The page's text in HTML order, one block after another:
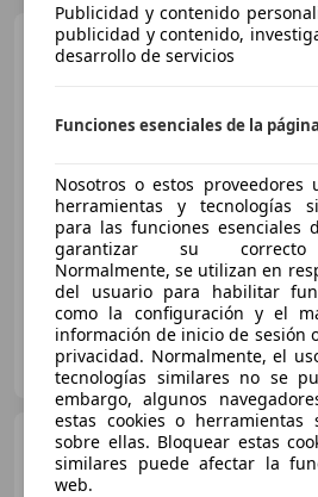
06/2024 29.677 km Gasolina
Flexicar Rivas - Centro
ES-28522 Rivas Vaciamadrid
4x2
Publicidad y contenido
publicidad y contenido,
desarrollo de servicios
Funciones esenciales de la página
Nosotros o estos proveedores
herramientas y tecnologías
para las funciones esenciales
garantizar su correcto
Normalmente, se utilizan en
del usuario para habilitar
como la configuración y el
información de inicio de sesión
privacidad. Normalmente, el
tecnologías similares no se
embargo, algunos
estas cookies o herramientas
sobre ellas. Bloquear estas
similares puede afectar la
web.